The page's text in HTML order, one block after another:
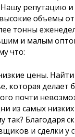
Нашу репутацию и
объемы
тонны
и малым
что:
цены.
которая делает
почти
из самых
так? Благодаря
и сделки у